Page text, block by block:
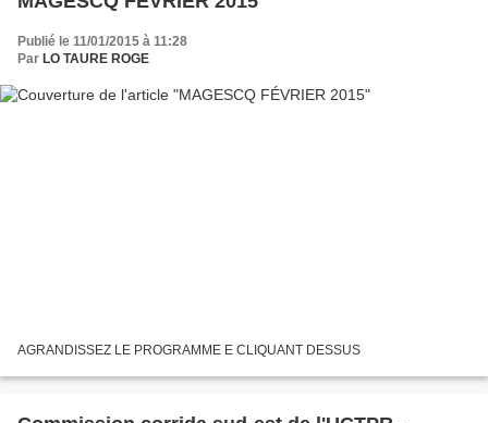
Publié le 11/01/2015 à 11:28
Par LO TAURE ROGE
AGRANDISSEZ LE PROGRAMME E CLIQUANT DESSUS